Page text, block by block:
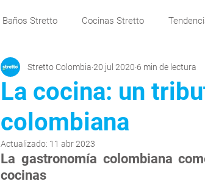
Baños Stretto Cocinas Stretto
La cocina: un
colombiana
Stretto Colombia 20 jul 2020 6 min de lectura
Actualizado: 11 abr 2023
La gastronomía colombiana
cocinas